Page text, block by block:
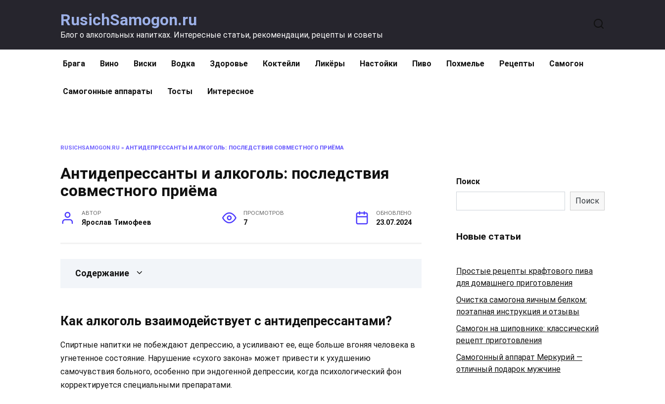
RusichSamogon.ru
Блог о алкогольных напитках. Интересные статьи, рекомендации, рецепты и советы
Брага Вино Виски Водка Здоровье Коктейли Ликёры Настойки Пиво Похмелье Рецепты Самогон
Самогонные аппараты Тосты Интересное
RUSICHSAMOGON.RU » АНТИДЕПРЕССАНТЫ И АЛКОГОЛЬ: ПОСЛЕДСТВИЯ СОВМЕСТНОГО ПРИЁМА
Антидепрессанты и алкоголь: последствия
совместного приёма
АВТОР
Ярослав Тимофеев
ПРОСМОТРОВ
7
ОБНОВЛЕНО
23.07.2024
Содержание
Как алкоголь взаимодействует с антидепрессантами?
Спиртные напитки не побеждают депрессию, а усиливают ее, еще больше вгоняя человека в
угнетенное состояние. Нарушение «сухого закона» может привести к ухудшению
самочувствия больного, особенно при эндогенной депрессии, когда психологический фон
корректируется специальными препаратами.
Поиск
Поиск
Новые статьи
Простые рецепты крафтового пива
для домашнего приготовления
Очистка самогона яичным белком:
поэтапная инструкция и отзывы
Самогон на шиповнике: классический
рецепт приготовления
Самогонный аппарат Меркурий —
отличный подарок мужчине